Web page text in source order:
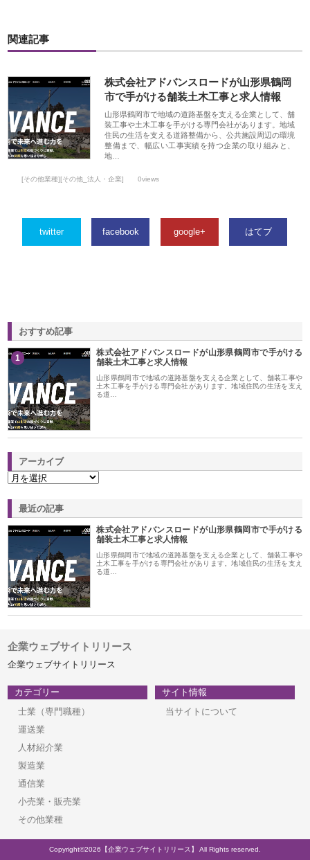
関連記事
株式会社アドバンスロードが山形県鶴岡
市で手がける舗装土木工事と求人情報
山形県鶴岡市で地域の道路基盤を支える企業として、舗
装工事や土木工事を手がける専門会社があります。地域
住民の生活を支える道路整備から、公共施設周辺の環境
整備まで、幅広い工事実績を持つ企業の取り組みと、
地…
[その他業種][その他_法人・企業] 0views
twitter facebook google+ はてブ
おすすめ記事
1
株式会社アドバンスロードが山形県鶴岡市で手がける
舗装土木工事と求人情報
山形県鶴岡市で地域の道路基盤を支える企業として、舗装工事や
土木工事を手がける専門会社があります。地域住民の生活を支え
る道…
アーカイブ
最近の記事
株式会社アドバンスロードが山形県鶴岡市で手がける
舗装土木工事と求人情報
山形県鶴岡市で地域の道路基盤を支える企業として、舗装工事や
土木工事を手がける専門会社があります。地域住民の生活を支え
る道…
企業ウェブサイトリリース
企業ウェブサイトリリース
カテゴリー
士業（専門職種）
運送業
人材紹介業
製造業
通信業
小売業・販売業
その他業種
サイト情報
当サイトについて
Copyright©2026【企業ウェブサイトリリース】 All Rights reserved.